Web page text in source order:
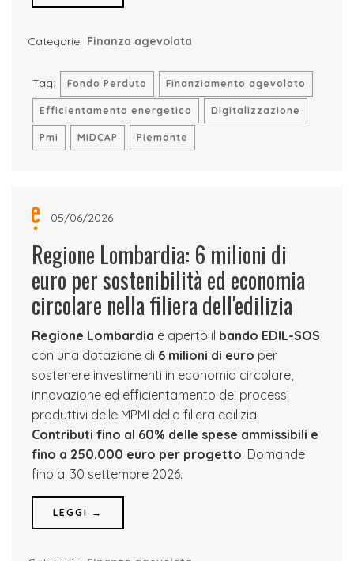
Categorie: Finanza agevolata
Tag: Fondo Perduto Finanziamento agevolato
Efficientamento energetico Digitalizzazione
Pmi MIDCAP Piemonte
05/06/2026
Regione Lombardia: 6 milioni di
euro per sostenibilità ed economia
circolare nella filiera dell'edilizia
Regione Lombardia è aperto il bando EDIL-SOS
con una dotazione di 6 milioni di euro per
sostenere investimenti in economia circolare,
innovazione ed efficientamento dei processi
produttivi delle MPMI della filiera edilizia.
Contributi fino al 60% delle spese ammissibili e
fino a 250.000 euro per progetto. Domande
fino al 30 settembre 2026.
LEGGI →